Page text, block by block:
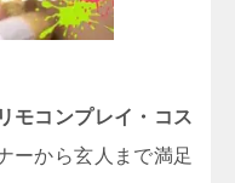
リモコンプレイ・コス
ーから玄人まで満足